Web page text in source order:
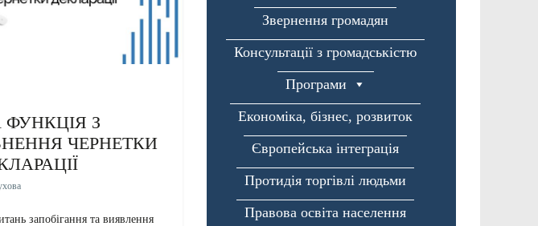
З
ЧЕРНЕТКИ
запобігання та виявлення
Звернення громадян
Консультації з громадськістю
Програми
Економіка, бізнес, розвиток
Європейська інтеграція
Протидія торгівлі людьми
Правова освіта населення